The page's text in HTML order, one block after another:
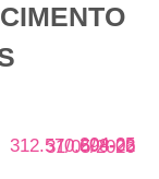
204-25
312.570.698-02
31/05/2026